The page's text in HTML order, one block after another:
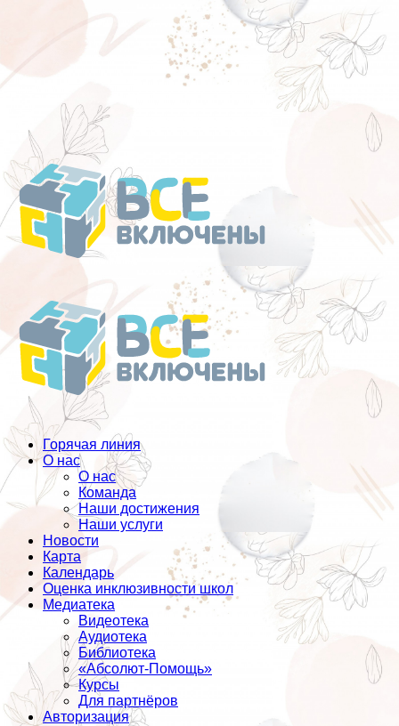
Перейти
к
содержанию
Горячая линия
О нас
О нас
Команда
Наши достижения
Наши услуги
Новости
Карта
Календарь
Оценка инклюзивности школ
Медиатека
Видеотека
Аудиотека
Библиотека
«Абсолют-Помощь»
Курсы
Для партнёров
Авторизация